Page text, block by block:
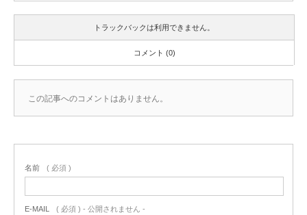
トラックバックは利用できません。
コメント (0)
この記事へのコメントはありません。
名前 ( 必須 )
E-MAIL ( 必須 ) - 公開されません -